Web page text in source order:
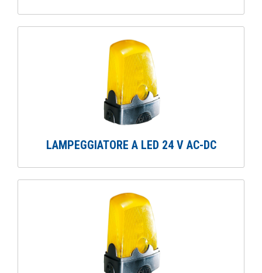
LAMPEGGIATORE A LED 24 V AC-DC